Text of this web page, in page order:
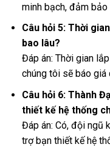
minh bạch, đảm bảo
Câu hỏi 5: Thời
bao lâu?
Đáp án: Thời gian
chúng tôi sẽ báo giá
Câu hỏi 6: Thành
thiết kế hệ thống
Đáp án: Có, đội ngũ
trợ bạn thiết kế hệ